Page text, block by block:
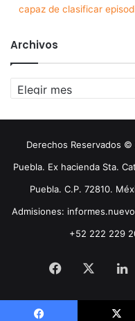
capaz de clasificar
Archivos
Archivos
Derechos Reservados
Puebla. Ex hacienda Sta.
Puebla. C.P. 72810.
Admisiones:
+52 222 229
Facebook